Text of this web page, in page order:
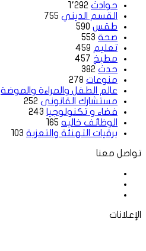
حوادث 1٬292
القسم الديني 755
طقس 590
صحة 553
تعليم 459
مطبخ 457
حدث 382
منوعات 278
عالم الطفل والمراءة والموضة
مستشارك القانونى 252
فضاء و تكنولوجيا 243
الوظائف خاليه 165
برقيات التهنئة والتعزية 103
تواصل معنا
الإعلانات